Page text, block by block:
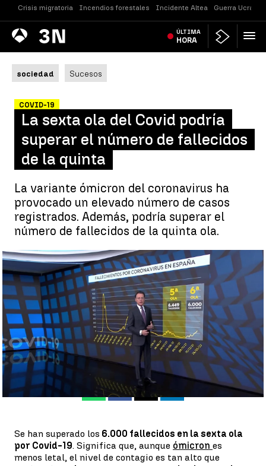
Crisis migratoria Incendios forestales Incidente Altea Guerra Ucrania
Antena
3 Noticias ÚLTIMA
HORA
sociedad Sucesos
COVID-19
La sexta ola del Covid podría
superar el número de fallecidos
de la quinta
La variante ómicron del coronavirus ha
provocado un elevado número de casos
registrados. Además, podría superar el
número de fallecidos de la quinta ola.
La sexta ola del Covid podría superar el número de fallecidos de
la quinta |atresplayer.com
Antena 3 Noticias
Publicado:29 de enero de 2022, 15:25
WhatsappFacebook
X
Se han superado los 6.000 fallecidos en la sexta ola
por Covid-19. Significa que, aunque ómicron es
menos letal, el nivel de contagio es tan alto que